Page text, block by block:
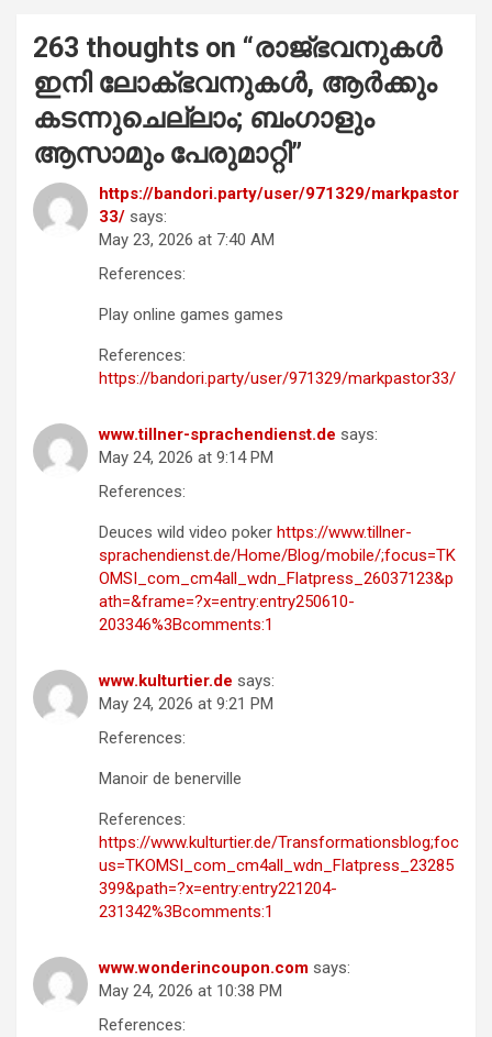
263 thoughts on “രാജ്ഭവനുകള്‍
ഇനി ലോക്ഭവനുകള്‍, ആര്‍ക്കും
കടന്നുചെല്ലാം; ബംഗാളും
ആസാമും പേരുമാറ്റി”
https://bandori.party/user/971329/markpastor
33/ says:
May 23, 2026 at 7:40 AM
References:
Play online games games
References:
https://bandori.party/user/971329/markpastor33/
www.tillner-sprachendienst.de says:
May 24, 2026 at 9:14 PM
References:
Deuces wild video poker https://www.tillner-
sprachendienst.de/Home/Blog/mobile/;focus=TK
OMSI_com_cm4all_wdn_Flatpress_26037123&p
ath=&frame=?x=entry:entry250610-
203346%3Bcomments:1
www.kulturtier.de says:
May 24, 2026 at 9:21 PM
References:
Manoir de benerville
References:
https://www.kulturtier.de/Transformationsblog;foc
us=TKOMSI_com_cm4all_wdn_Flatpress_23285
399&path=?x=entry:entry221204-
231342%3Bcomments:1
www.wonderincoupon.com says:
May 24, 2026 at 10:38 PM
References: